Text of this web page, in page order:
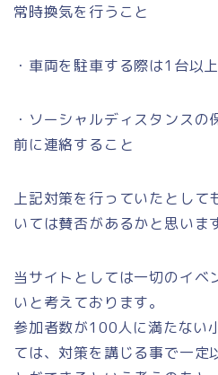
常時換気を行うこと
・車両を駐車する際は1台以
・ソーシャルディスタンス
前に連絡すること
上記対策を行っていたとして
いては賛否があるかと思いま
当サイトとしては一切のイベ
いと考えております。
参加者数が100人に満たない
ては、対策を講じる事で一定